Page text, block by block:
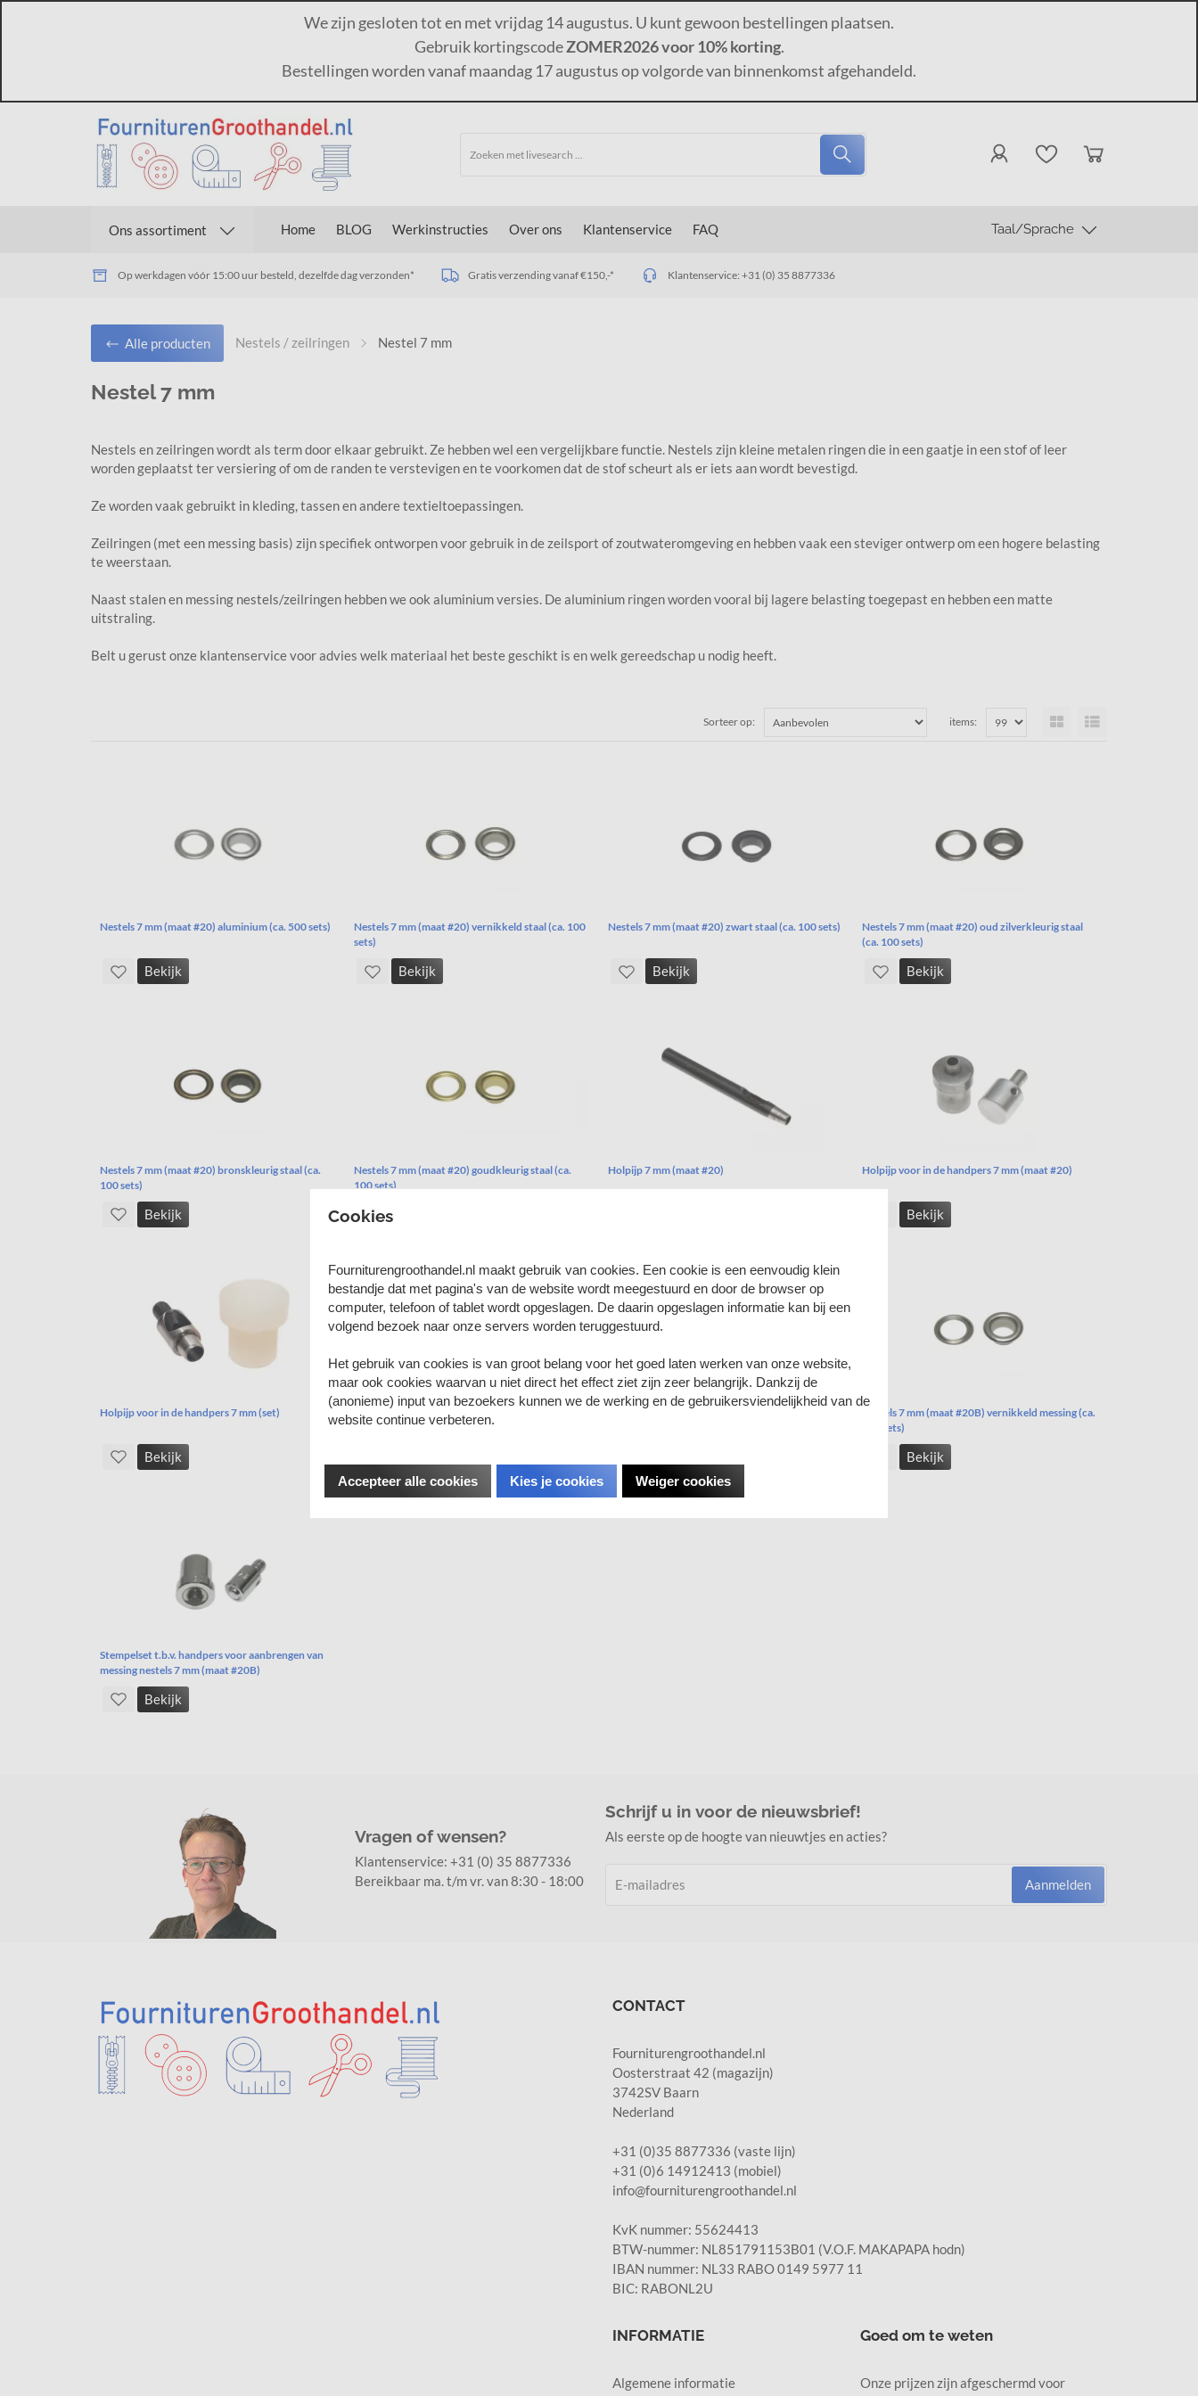
We zijn gesloten tot en met vrijdag 14 augustus. U kunt gewoon bestellingen plaatsen.
Gebruik kortingscodeZOMER2026 voor 10% korting.
Bestellingen worden vanaf maandag 17 augustus op volgorde van binnenkomst afgehandeld.
Ons assortiment Home BLOG Werkinstructies Over ons Klantenservice FAQ Taal/Sprache
Op werkdagen vóór 15:00 uur besteld, dezelfde dag verzonden* Gratis verzending vanaf €150,-* Klantenservice: +31 (0) 35 8877336
Alle producten Nestels / zeilringen Nestel 7 mm
Nestel 7 mm
Nestels en zeilringen wordt als term door elkaar gebruikt. Ze hebben wel een vergelijkbare functie. Nestels zijn kleine metalen ringen die in een gaatje in een stof of leer
worden geplaatst ter versiering of om de randen te verstevigen en te voorkomen dat de stof scheurt als er iets aan wordt bevestigd.
Ze worden vaak gebruikt in kleding, tassen en andere textieltoepassingen.
Zeilringen (met een messing basis) zijn specifiek ontworpen voor gebruik in de zeilsport of zoutwateromgeving en hebben vaak een steviger ontwerp om een hogere belasting
te weerstaan.
Naast stalen en messing nestels/zeilringen hebben we ook aluminium versies. De aluminium ringen worden vooral bij lagere belasting toegepast en hebben een matte
uitstraling.
Belt u gerust onze klantenservice voor advies welk materiaal het beste geschikt is en welk gereedschap u nodig heeft.
Sorteer op: items:
Nestels 7 mm (maat #20) aluminium (ca. 500 sets)
Bekijk
Nestels 7 mm (maat #20) vernikkeld staal (ca. 100
sets)
Bekijk
Nestels 7 mm (maat #20) zwart staal (ca. 100 sets)
Bekijk
Nestels 7 mm (maat #20) oud zilverkleurig staal
(ca. 100 sets)
Bekijk
Nestels 7 mm (maat #20) bronskleurig staal (ca.
100 sets)
Bekijk
Nestels 7 mm (maat #20) goudkleurig staal (ca.
100 sets)
Holpijp 7 mm (maat #20) Holpijp voor in de handpers 7 mm (maat #20)
Bekijk
Holpijp voor in de handpers 7 mm (set)
Bekijk
Gereedschap setje voor nestels 7 mm (maat #20)
Stempelset t.b.v. handpers voor aanbrengen van
Nestels 7 mm (maat #20B) vernikkeld messing (ca.
100 sets)
Bekijk
Stempelset t.b.v. handpers voor aanbrengen van
messing nestels 7 mm (maat #20B)
Bekijk
Vragen of wensen?
Klantenservice:+31 (0) 35 8877336
Bereikbaar ma. t/m vr. van 8:30 - 18:00
Schrijf u in voor de nieuwsbrief!
Als eerste op de hoogte van nieuwtjes en acties?
Aanmelden
CONTACT
Fourniturengroothandel.nl
Oosterstraat 42 (magazijn)
3742SV Baarn
Nederland
+31 (0)35 8877336 (vaste lijn)
+31 (0)6 14912413 (mobiel)
info@fourniturengroothandel.nl
KvK nummer: 55624413
BTW-nummer: NL851791153B01 (V.O.F. MAKAPAPA hodn)
IBAN nummer: NL33 RABO 0149 5977 11
BIC: RABONL2U
INFORMATIE
Algemene informatie
Goed om te weten
Onze prijzen zijn afgeschermd voor
Cookies
Fourniturengroothandel.nl maakt gebruik van cookies. Een cookie is een eenvoudig klein
bestandje dat met pagina's van de website wordt meegestuurd en door de browser op
computer, telefoon of tablet wordt opgeslagen. De daarin opgeslagen informatie kan bij een
volgend bezoek naar onze servers worden teruggestuurd.
Het gebruik van cookies is van groot belang voor het goed laten werken van onze website,
maar ook cookies waarvan u niet direct het effect ziet zijn zeer belangrijk. Dankzij de
(anonieme) input van bezoekers kunnen we de werking en de gebruikersviendelijkheid van de
website continue verbeteren.
Accepteer alle cookies Kies je cookies Weiger cookies